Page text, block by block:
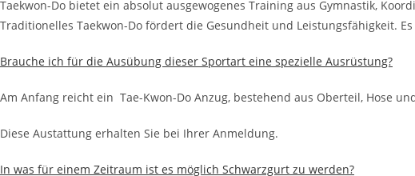
Taekwon-Do bietet ein absolut ausgewogenes Training aus Gymnastik,
Traditionelles Taekwon-Do fördert die Gesundheit und Leistungsfähigkeit.
Brauche ich für die Ausübung dieser Sportart eine spezielle Ausrüstung?
Am Anfang reicht ein Tae-Kwon-Do Anzug, bestehend aus Oberteil, Hose
Diese Austattung erhalten Sie bei Ihrer Anmeldung.
In was für einem Zeitraum ist es möglich Schwarzgurt zu werden?